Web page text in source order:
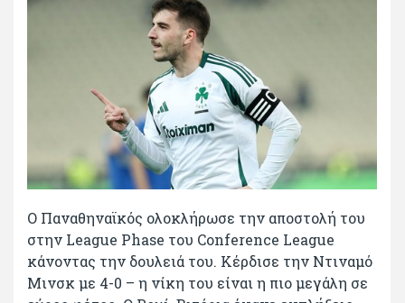
Ο Παναθηναϊκός ολοκλήρωσε την αποστολή του
στην League Phase του Conference League
κάνοντας την δουλειά του. Κέρδισε την Nτιναμό
Μινσκ με 4-0 – η νίκη του είναι η πιο μεγάλη σε